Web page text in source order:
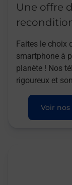
Une offre
Faites le choix
smartphone à
planète ! Nos
rigoureux et
Voir